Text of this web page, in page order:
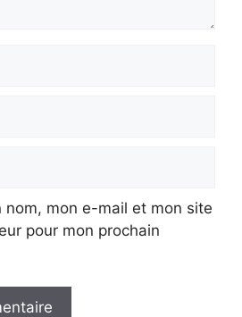
nom, mon e-mail et mon site
pour mon prochain